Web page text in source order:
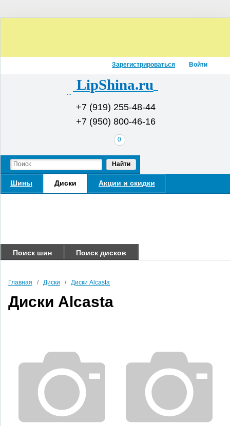
LipShina.ru
Интернет-магазин шин и дисков
+7 (919) 255-48-44
+7 (950) 800-46-16
В
вашей
корзине
0
Шины Диски Акции и скидки
Найти
Зарегистрироваться Войти
Поиск шин Поиск дисков
Главная / Диски / Диски Alcasta
Диски Alcasta